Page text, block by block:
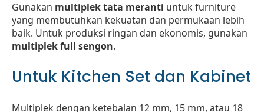
Gunakan multiplek tata meranti untuk furniture
yang membutuhkan kekuatan dan permukaan lebih
baik. Untuk produksi ringan dan ekonomis, gunakan
multiplek full sengon.
Untuk Kitchen Set dan Kabinet
Multiplek dengan ketebalan 12 mm, 15 mm, atau 18